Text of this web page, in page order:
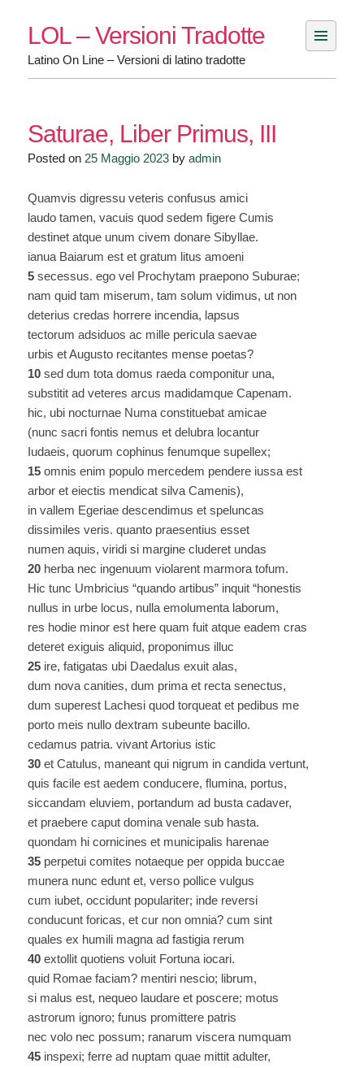
content
LOL – Versioni Tradotte
Latino On Line – Versioni di latino tradotte
Saturae, Liber Primus, III
Posted on 25 Maggio 2023by admin
Quamvis digressu veteris confusus amici
laudo tamen, vacuis quod sedem figere Cumis
destinet atque unum civem donare Sibyllae.
ianua Baiarum est et gratum litus amoeni
5secessus. ego vel Prochytam praepono Suburae;
nam quid tam miserum, tam solum vidimus, ut non
deterius credas horrere incendia, lapsus
tectorum adsiduos ac mille pericula saevae
urbis et Augusto recitantes mense poetas?
10sed dum tota domus raeda componitur una,
substitit ad veteres arcus madidamque Capenam.
hic, ubi nocturnae Numa constituebat amicae
(nunc sacri fontis nemus et delubra locantur
Iudaeis, quorum cophinus fenumque supellex;
15omnis enim populo mercedem pendere iussa est
arbor et eiectis mendicat silva Camenis),
in vallem Egeriae descendimus et speluncas
dissimiles veris. quanto praesentius esset
numen aquis, viridi si margine cluderet undas
20herba nec ingenuum violarent marmora tofum.
Hic tunc Umbricius “quando artibus” inquit “honestis
nullus in urbe locus, nulla emolumenta laborum,
res hodie minor est here quam fuit atque eadem cras
deteret exiguis aliquid, proponimus illuc
25ire, fatigatas ubi Daedalus exuit alas,
dum nova canities, dum prima et recta senectus,
dum superest Lachesi quod torqueat et pedibus me
porto meis nullo dextram subeunte bacillo.
cedamus patria. vivant Artorius istic
30et Catulus, maneant qui nigrum in candida vertunt,
quis facile est aedem conducere, flumina, portus,
siccandam eluviem, portandum ad busta cadaver,
et praebere caput domina venale sub hasta.
quondam hi cornicines et municipalis harenae
35perpetui comites notaeque per oppida buccae
munera nunc edunt et, verso pollice vulgus
cum iubet, occidunt populariter; inde reversi
conducunt foricas, et cur non omnia? cum sint
quales ex humili magna ad fastigia rerum
40extollit quotiens voluit Fortuna iocari.
quid Romae faciam? mentiri nescio; librum,
si malus est, nequeo laudare et poscere; motus
astrorum ignoro; funus promittere patris
nec volo nec possum; ranarum viscera numquam
45inspexi; ferre ad nuptam quae mittit adulter,